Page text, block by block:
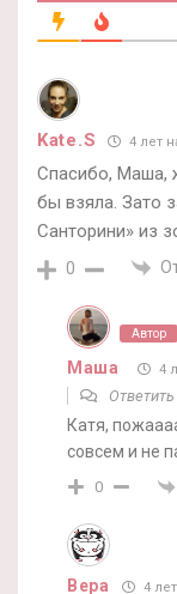
Kate.S 4 лет
Спасибо, Маша,
бы взяла. Зато
Санторини» из
0
Автор
Маша 4
Ответить
Катя,
совсем и не
0
Вера 4